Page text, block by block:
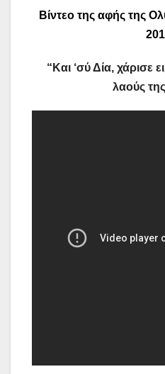
Βίντεο της αφής της
“Και ‘σύ Δία, χάρισε
λαούς